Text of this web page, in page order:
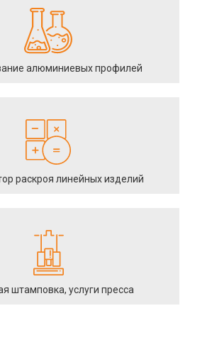
алюминиевых профилей
раскроя линейных изделий
штамповка, услуги пресса